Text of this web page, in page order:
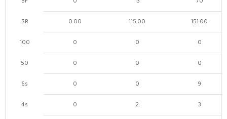
SR
100
50
6s
4s
0.00 115.00 151.00
0 0 0
0 0 0
0 0 9
0 2
3